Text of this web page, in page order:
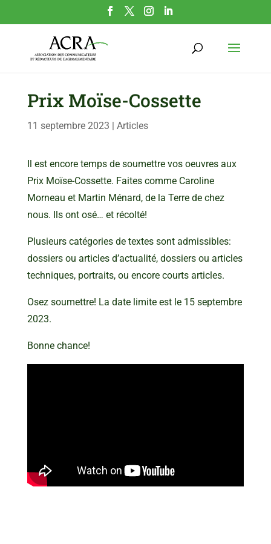
Prix Moïse-Cossette
11 septembre 2023 | Articles
Il est encore temps de soumettre vos oeuvres aux
Prix Moïse-Cossette. Faites comme Caroline
Morneau et Martin Ménard, de la Terre de chez
nous. Ils ont osé… et récolté!
Plusieurs catégories de textes sont admissibles:
dossiers ou articles d’actualité, dossiers ou articles
techniques, portraits, ou encore courts articles.
Osez soumettre! La date limite est le 15 septembre
2023.
Bonne chance!